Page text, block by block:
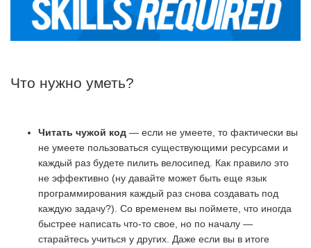
Что нужно уметь?
Читать чужой код — если не умеете, то фактически вы
не умеете пользоваться существующими ресурсами и
каждый раз будете пилить велосипед. Как правило это
не эффективно (ну давайте может быть еще язык
программирования каждый раз снова создавать под
каждую задачу?). Со временем вы поймете, что иногда
быстрее написать что-то свое, но по началу —
старайтесь учиться у других. Даже если вы в итоге